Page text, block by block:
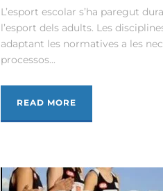
L’esport escolar s’ha paregut
l’esport dels adults. Les
adaptant les normatives a les
processos...
READ MORE